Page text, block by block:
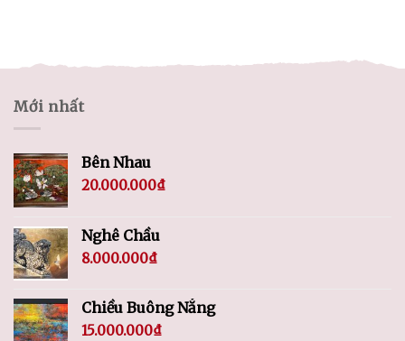
Mới nhất
Bên Nhau
20.000.000₫
Nghê Chầu
8.000.000₫
Chiều Buông Nắng
15.000.000₫